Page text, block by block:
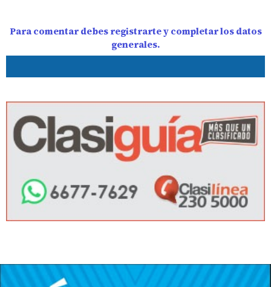
Para comentar debes registrarte y completar los datos
generales.